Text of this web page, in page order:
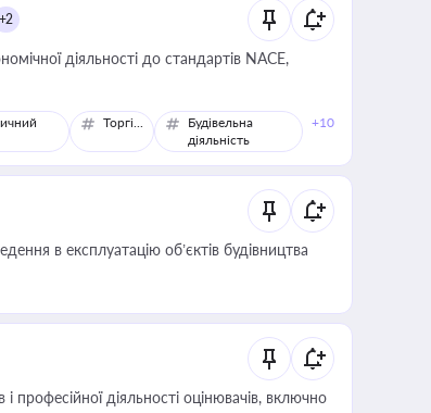
+2
діяльності до стандартів NACE,
Торгівля
Будівельна
діяльність
+10
в експлуатацію об’єктів будівництва
діяльності оцінювачів, включно